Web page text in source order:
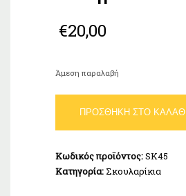
€20,00
Άμεση παραλαβή
Ροζέτα
Καρδιές
925
ποσότητα
ΠΡΟΣΘΉΚΗ ΣΤΟ ΚΑΛΆΘΙ
Κωδικός προϊόντος:SK45
Κατηγορία: Σκουλαρίκια